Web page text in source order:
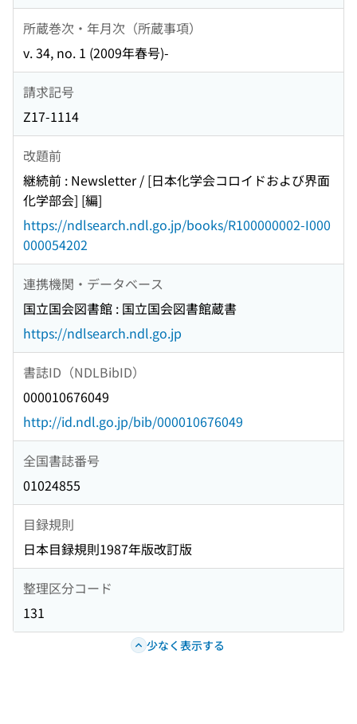
所蔵巻次・年月次（所蔵事項）
v. 34, no. 1 (2009年春号)-
請求記号
Z17-1114
改題前
継続前 : Newsletter / [日本化学会コロイドおよび界面
化学部会] [編]
https://ndlsearch.ndl.go.jp/books/R100000002-I000
000054202
連携機関・データベース
国立国会図書館 : 国立国会図書館蔵書
https://ndlsearch.ndl.go.jp
書誌ID（NDLBibID）
000010676049
http://id.ndl.go.jp/bib/000010676049
全国書誌番号
01024855
目録規則
日本目録規則1987年版改訂版
整理区分コード
131
少なく表示する